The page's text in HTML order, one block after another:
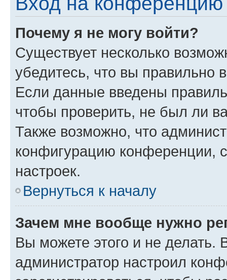
Почему я не могу войти?
Существует несколько
убедитесь, что вы правильно
Если данные введены
чтобы проверить, не был ли
Также возможно, что
конфигурацию конференции,
настроек.
Вернуться к началу
Зачем мне вообще нужно
Вы можете этого и не делать.
администратор настроил